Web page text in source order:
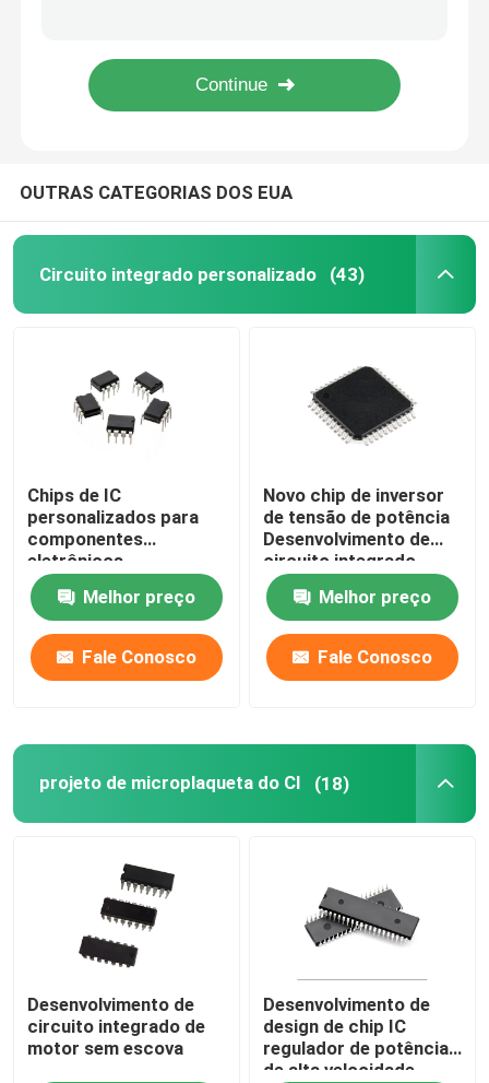
PCB PCBA
Chip de vídeo HDMI
Chip IC de áudio
Chip Periférico USB
Microplaqueta do microcontrolador
IC de brinquedo
Desenvolvimento de microcontroladores SCM
OUTRAS CATEGORIAS DOS EUA
Circuito integrado personalizado (43)
Chips de IC
personalizados para
componentes
eletrônicos
Melhor preço
Fale Conosco
Novo chip de inversor
de tensão de potência
Desenvolvimento de
circuito integrado
personalizado
Melhor preço
Fale Conosco
projeto de microplaqueta do CI (18)
Desenvolvimento de
circuito integrado de
motor sem escova
Desenvolvimento de
design de chip IC
regulador de potência
de alta velocidade